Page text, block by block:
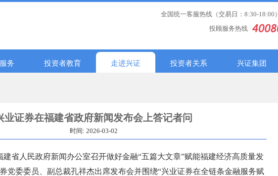
全国统一客服热线（交易日：8:30-18:00）
投顾服务热线
服务 投资者教育 走进兴证 投资者关系 兴证集团
业证券在福建省政府新闻发布会上答记者问
时间: 2026-03-02
建省人民政府新闻办公室召开做好金融“五篇大文章”赋能福建经济高质量发
党委委员、副总裁孔祥杰出席发布会并围绕“兴业证券在全链条金融服务赋